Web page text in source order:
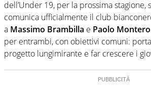
dell’Under 19, per la prossima stagione,
comunica ufficialmente il club
a Massimo Brambilla e Paolo Montero
per entrambi, con obiettivi comuni:
progetto lungimirante e far crescere i